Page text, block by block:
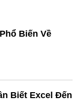
Biến Về
Biết Excel Đến